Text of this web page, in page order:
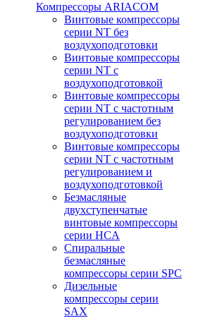
Компрессоры ARIACOM
Винтовые компрессоры
серии NT без
воздухоподготовки
Винтовые компрессоры
серии NT c
воздухоподготовкой
Винтовые компрессоры
серии NT с частотным
регулированием без
воздухоподготовки
Винтовые компрессоры
серии NT с частотным
регулированием и
воздухоподготовкой
Безмасляные
двухступенчатые
винтовые компрессоры
серии HCA
Спиральные
безмасляные
компрессоры серии SPC
Дизельные
компрессоры серии
SAX